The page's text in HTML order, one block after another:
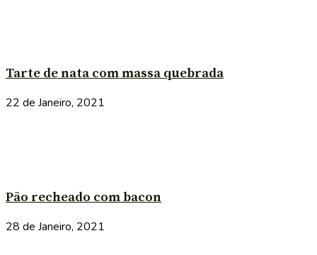
Tarte de nata com massa quebrada
22 de Janeiro, 2021
Pão recheado com bacon
28 de Janeiro, 2021